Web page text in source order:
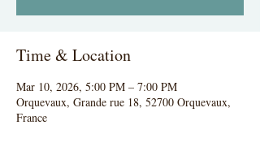
Time & Location
Mar 10, 2026, 5:00 PM – 7:00 PM
Orquevaux, Grande rue 18, 52700 Orquevaux,
France